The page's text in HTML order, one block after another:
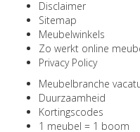
Disclaimer
Sitemap
Meubelwinkels
Zo werkt online
Privacy Policy
Meubelbranche
Duurzaamheid
Kortingscodes
1 meubel = 1 boom